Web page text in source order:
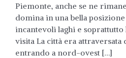
Piemonte, anche se ne
domina in una bella
incantevoli laghi e soprattutto
visita La città era attraversata
entrando a nord-ovest […]